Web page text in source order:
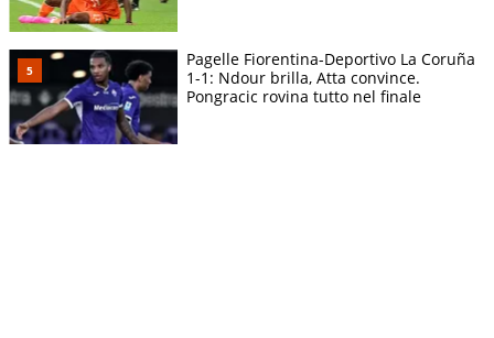
Pagelle Fiorentina-Deportivo La Coruña
1-1: Ndour brilla, Atta convince.
Pongracic rovina tutto nel finale